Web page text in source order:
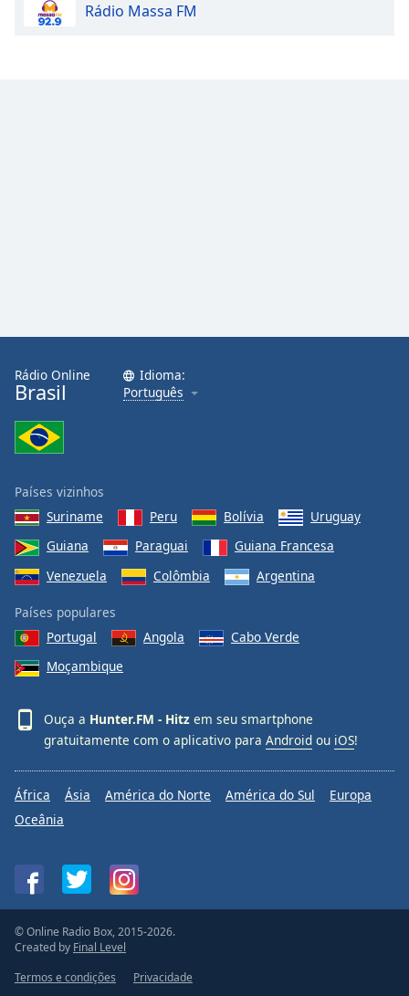
Rádio Massa FM
Rádio Online
Brasil
Idioma:
Português
Países vizinhos
Suriname
Peru Bolívia
Uruguay
Guiana
Paraguai
Guiana Francesa
Venezuela
Colômbia Argentina
Países populares
Portugal
Angola
Cabo Verde
Moçambique
Ouça a Hunter.FM - Hitz em seu smartphone
gratuitamente com o aplicativo para Android ou iOS!
África Ásia América do Norte América do Sul
Europa
Oceânia
© Online Radio Box, 2015-2026.
Created by Final Level
Termos e condições
Privacidade